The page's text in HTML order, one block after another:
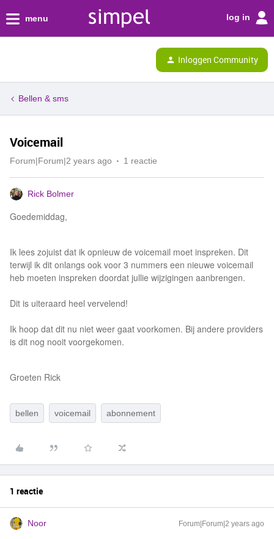
menu log in
Inloggen Community
Bellen & sms
Voicemail
Forum|Forum|2 years ago 1 reactie
Rick Bolmer
Goedemiddag,
Ik lees zojuist dat ik opnieuw de voicemail moet inspreken. Dit
terwijl ik dit onlangs ook voor 3 nummers een nieuwe voicemail
heb moeten inspreken doordat jullie wijzigingen aanbrengen.
Dit is uiteraard heel vervelend!
Ik hoop dat dit nu niet weer gaat voorkomen. Bij andere providers
is dit nog nooit voorgekomen.
Groeten Rick
bellen voicemail abonnement
1 reactie
Noor Forum|Forum|2 years ago